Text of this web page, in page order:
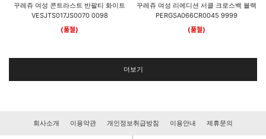
꾸레쥬 여성 콘트라스트 반팔티 화이트
VESJTS017JS0070 0098
(품절)
꾸레쥬 여성 리에디션 서클 크로스백 블랙
PERGSA066CR0045 9999
(품절)
더보기
회사소개 이용약관 개인정보취급방침 이용안내 제휴문의